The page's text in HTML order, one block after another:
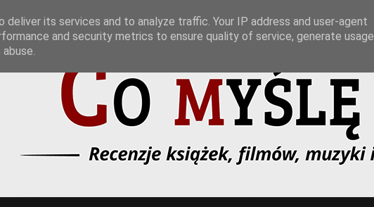
its services and to analyze traffic. Your IP address and user-agent
and security metrics to ensure quality of service, generate usage